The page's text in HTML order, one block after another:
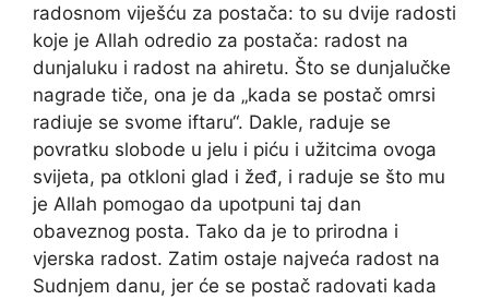
radosnom viješću za postača: to su dvije radosti
koje je Allah odredio za postača: radost na
dunjaluku i radost na ahiretu. Što se dunjalučke
nagrade tiče, ona je da „kada se postač omrsi
radiuje se svome iftaru“. Dakle, raduje se
povratku slobode u jelu i piću i užitcima ovoga
svijeta, pa otkloni glad i žeđ, i raduje se što mu
je Allah pomogao da upotpuni taj dan
obaveznog posta. Tako da je to prirodna i
vjerska radost. Zatim ostaje najveća radost na
Sudnjem danu, jer će se postač radovati kada